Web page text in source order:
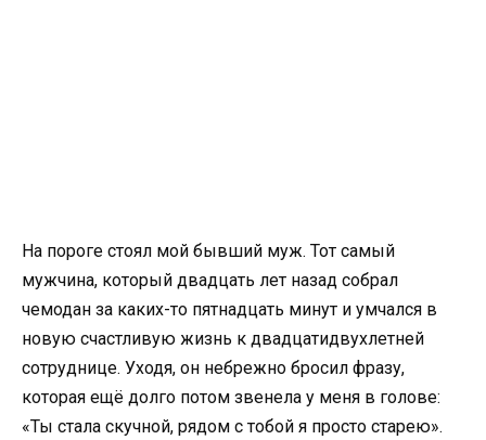
На пороге стоял мой бывший муж. Тот самый
мужчина, который двадцать лет назад собрал
чемодан за каких-то пятнадцать минут и умчался в
новую счастливую жизнь к двадцатидвухлетней
сотруднице. Уходя, он небрежно бросил фразу,
которая ещё долго потом звенела у меня в голове:
«Ты стала скучной, рядом с тобой я просто старею».